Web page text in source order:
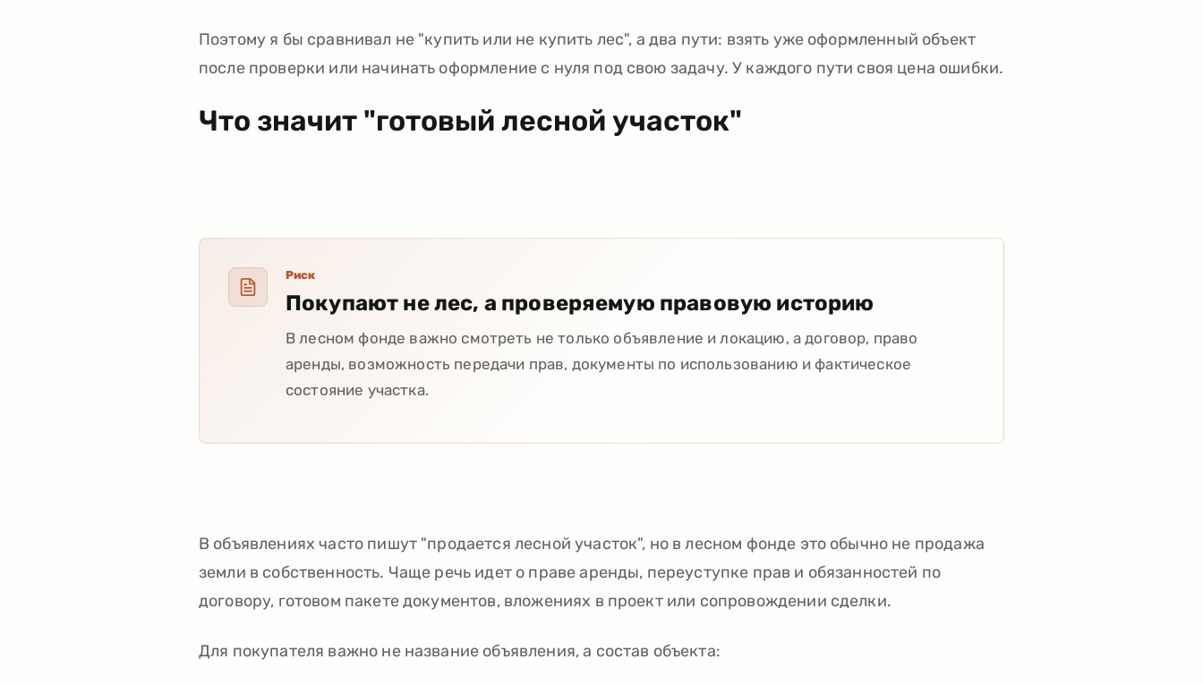
Поэтому я бы сравнивал не "купить или не купить лес", а два пути: взять уже оформленный объект
после проверки или начинать оформление с нуля под свою задачу. У каждого пути своя цена ошибки.
Что значит "готовый лесной участок"
Риск
Покупают не лес, а проверяемую правовую историю
В лесном фонде важно смотреть не только объявление и локацию, а договор, право
аренды, возможность передачи прав, документы по использованию и фактическое
состояние участка.
В объявлениях часто пишут "продается лесной участок", но в лесном фонде это обычно не продажа
земли в собственность. Чаще речь идет о праве аренды, переуступке прав и обязанностей по
договору, готовом пакете документов, вложениях в проект или сопровождении сделки.
Для покупателя важно не название объявления, а состав объекта: